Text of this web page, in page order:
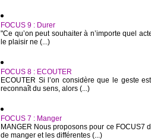
FOCUS 9 : Durer
"Ce qu’on peut souhaiter à n’importe quel
le plaisir ne (...)
FOCUS 8 : ECOUTER
ECOUTER Si l’on considère que le geste
reconnaît du sens, alors (...)
FOCUS 7 : Manger
MANGER Nous proposons pour ce FOCUS7
de manger et les différentes (...)